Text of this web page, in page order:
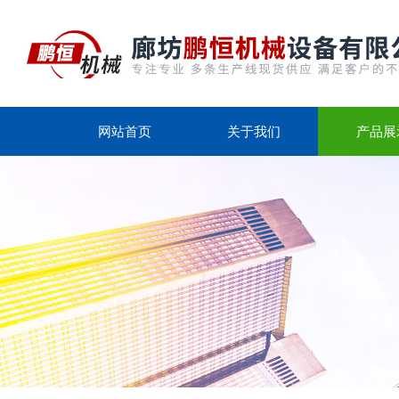
网站首页 关于我们 产品